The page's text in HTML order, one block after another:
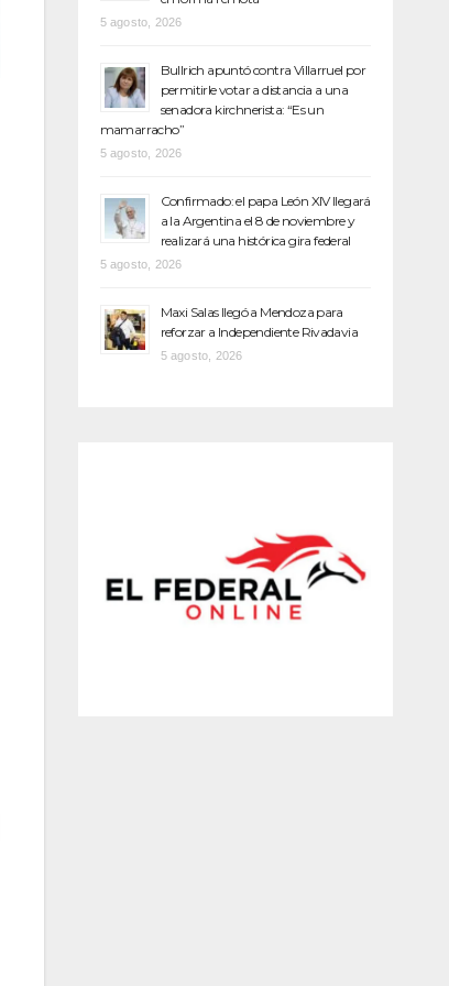
5 agosto, 2026
Bullrich apuntó contra Villarruel por
permitirle votar a distancia a una
senadora kirchnerista: “Es un
mamarracho”
5 agosto, 2026
Confirmado: el papa León XIV llegará
a la Argentina el 8 de noviembre y
realizará una histórica gira federal
5 agosto, 2026
Maxi Salas llegó a Mendoza para
reforzar a Independiente Rivadavia
5 agosto, 2026